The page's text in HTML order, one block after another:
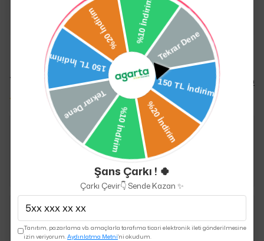
Yorumlar Yorum Yap
11 değerlendirmeye göre
TUĞBA Ü.
Şans Çarkı ! 🍀
Çarkı Çevir👇 Sende Kazan ✨
Tanıtım, pazarlama vb. amaçlarla tarafıma ticari elektronik ileti gönderilmesine
izin veriyorum.Aydınlatma Metni'ni okudum.